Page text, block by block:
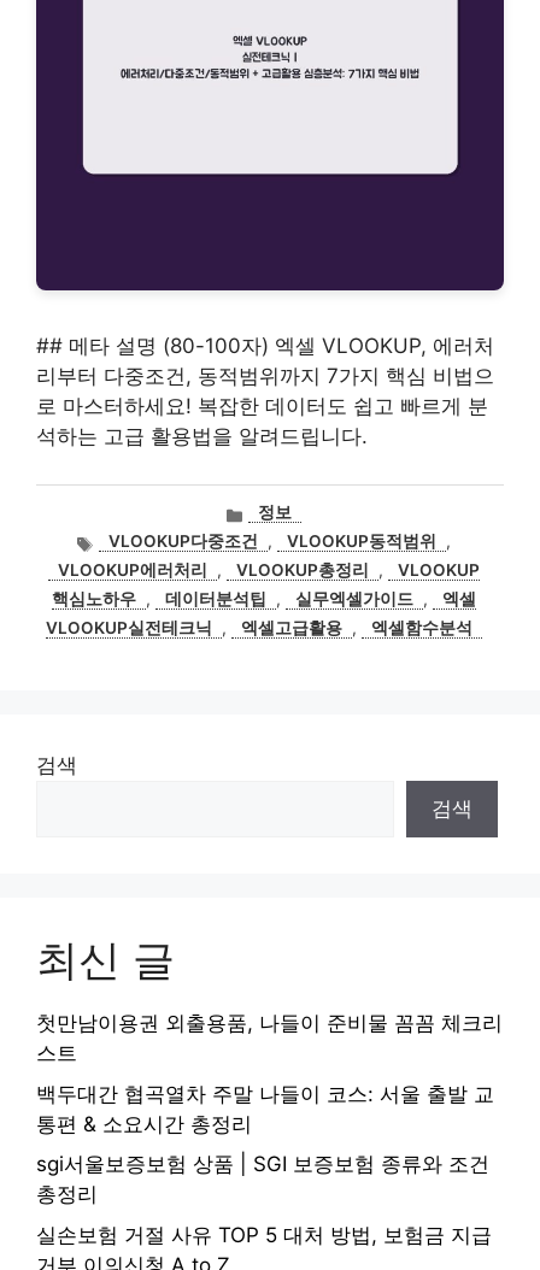
## 메타 설명 (80-100자) 엑셀 VLOOKUP, 에러처
리부터 다중조건, 동적범위까지 7가지 핵심 비법으
로 마스터하세요! 복잡한 데이터도 쉽고 빠르게 분
석하는 고급 활용법을 알려드립니다.
카
테
고
리
정보
태
그
VLOOKUP다중조건 , VLOOKUP동적범위
,
VLOOKUP에러처리
, VLOOKUP총정리 ,
VLOOKUP
핵심노하우 , 데이터분석팁 , 실무엑셀가이드 ,
엑셀
VLOOKUP실전테크닉
, 엑셀고급활용 , 엑셀함수분석
검색
검색
최신 글
첫만남이용권 외출용품, 나들이 준비물 꼼꼼 체크리
스트
백두대간 협곡열차 주말 나들이 코스: 서울 출발 교
통편 & 소요시간 총정리
sgi서울보증보험 상품 | SGI 보증보험 종류와 조건
총정리
실손보험 거절 사유 TOP 5 대처 방법, 보험금 지급
거부 이의신청 A to Z